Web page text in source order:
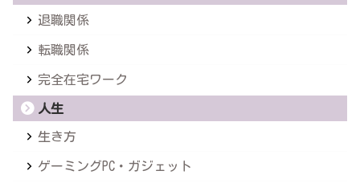
退職関係
転職関係
完全在宅ワーク
人生
生き方
ゲーミングPC・ガジェット